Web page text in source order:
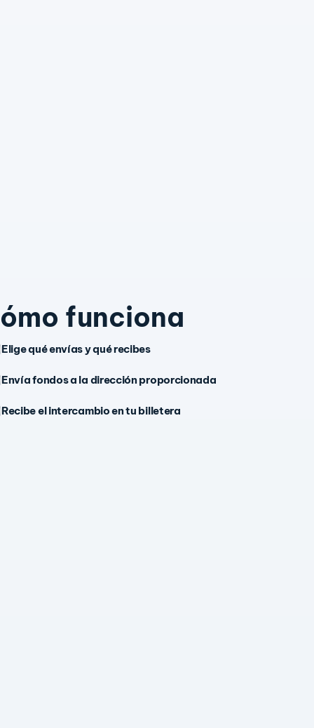
funciona
Elige qué envías y qué recibes
Envía fondos a la dirección proporcionada
Recibe el intercambio en tu billetera